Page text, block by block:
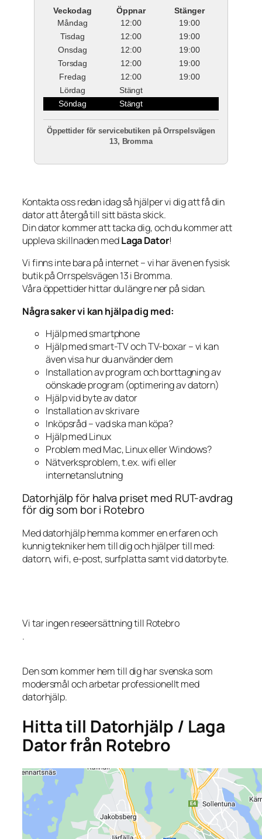
Veckodag Öppnar
Stänger
Måndag
12:00
19:00
Tisdag
12:00
19:00
Onsdag
12:00
19:00
Torsdag
12:00
19:00
Fredag
12:00
19:00
Lördag
Stängt
Söndag
Stängt
Öppettider för servicebutiken på Orrspelsvägen
13, Bromma
Kontakta oss redan idag så hjälper vi dig att få din
dator att återgå till sitt bästa skick.
Din dator kommer att tacka dig, och du kommer att
uppleva skillnaden medLaga Dator!
Vi finns inte bara på internet – vi har även en fysisk
butik på Orrspelsvägen 13 i Bromma.
Våra öppettider hittar du längre ner på sidan.
Några saker vi kan hjälpa dig med:
Hjälp med smartphone
Hjälp med smart-TV och TV-boxar – vi kan
även visa hur du använder dem
Installation av program och borttagning av
oönskade program (optimering av datorn)
Hjälp vid byte av dator
Installation av skrivare
Inköpsråd – vad ska man köpa?
Hjälp med Linux
Problem med Mac, Linux eller Windows?
Nätverksproblem, t.ex. wifi eller
internetanslutning
Datorhjälp för halva priset med RUT-avdrag
för dig som bor i Rotebro
Med datorhjälp hemma kommer en erfaren och
kunnig tekniker hem till dig och hjälper till med:
datorn, wifi, e-post, surfplatta samt vid datorbyte.
Vi tar ingen reseersättning till Rotebro
.
Den som kommer hem till dig har svenska som
modersmål och arbetar professionellt med
datorhjälp.
Hitta till Datorhjälp / Laga
Dator från Rotebro